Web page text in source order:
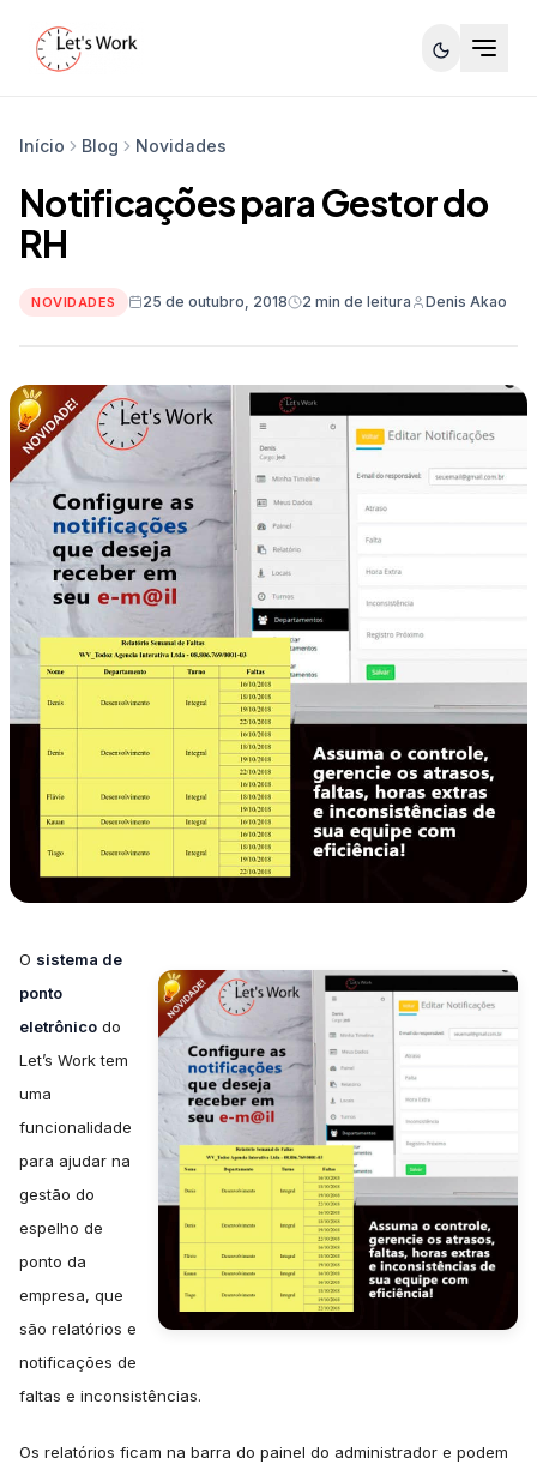
Início Blog Novidades
Notificações para Gestor do
RH
NOVIDADES 25 de outubro, 2018 2 min de leitura Denis Akao
O sistema de
ponto
eletrônico do
Let’s Work tem
uma
funcionalidade
para ajudar na
gestão do
espelho de
ponto da
empresa, que
são relatórios e
notificações de
faltas e inconsistências.
Os relatórios ficam na barra do painel do administrador e podem